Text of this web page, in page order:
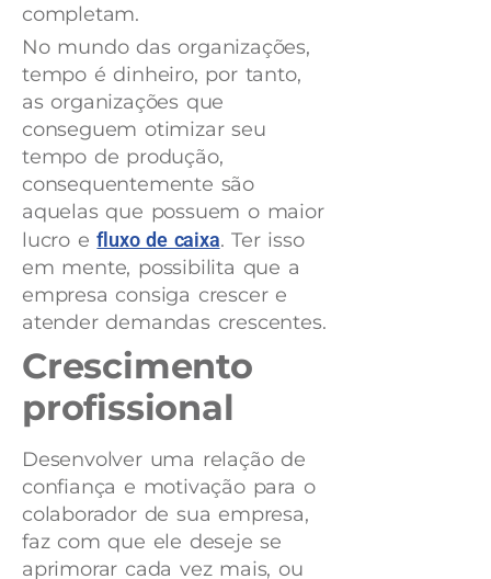
completam.
No mundo das organizações,
tempo é dinheiro, por tanto,
as organizações que
conseguem otimizar seu
tempo de produção,
consequentemente são
aquelas que possuem o maior
lucro efluxo de caixa. Ter isso
em mente, possibilita que a
empresa consiga crescer e
atender demandas crescentes.
Crescimento
profissional
Desenvolver uma relação de
confiança e motivação para o
colaborador de sua empresa,
faz com que ele deseje se
aprimorar cada vez mais, ou